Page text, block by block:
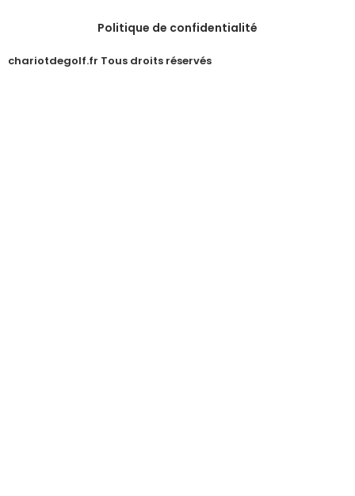
chariotdegolf.fr Tous droits réservés
Politique de confidentialité